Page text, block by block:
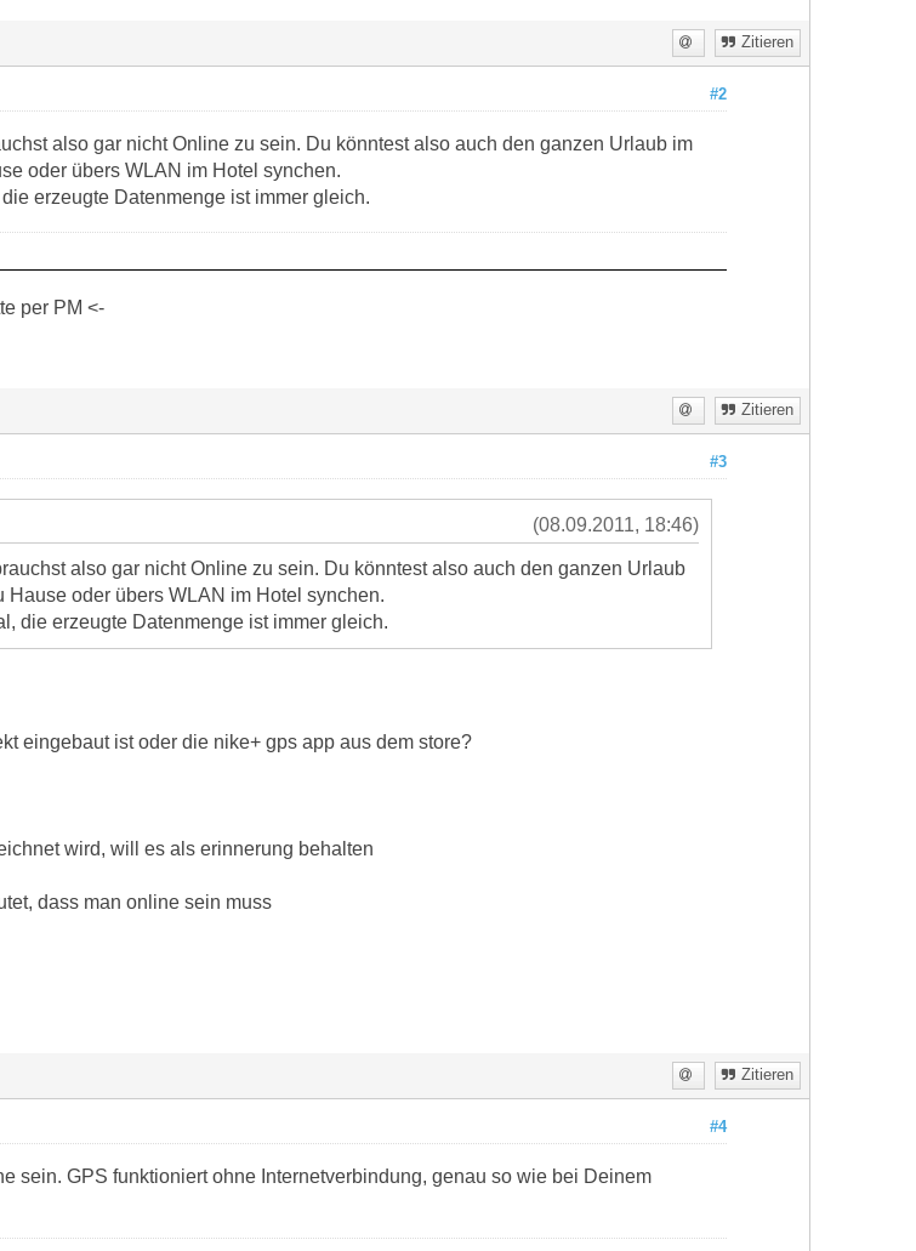
Zitieren
#2
also gar nicht Online zu sein. Du könntest also auch den ganzen Urlaub im
oder übers WLAN im Hotel synchen.
erzeugte Datenmenge ist immer gleich.
per PM <-
Zitieren
#3
(08.09.2011, 18:46)
also gar nicht Online zu sein. Du könntest also auch den ganzen Urlaub
oder übers WLAN im Hotel synchen.
die erzeugte Datenmenge ist immer gleich.
eingebaut ist oder die nike+ gps app aus dem store?
wird, will es als erinnerung behalten
dass man online sein muss
Zitieren
#4
sein. GPS funktioniert ohne Internetverbindung, genau so wie bei Deinem